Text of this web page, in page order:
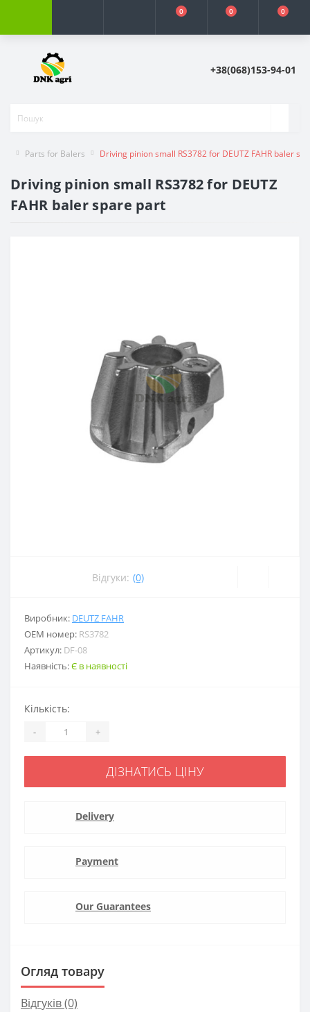
0 0 0
+38(068)153-94-01
Parts for Balers Driving pinion small RS3782 for DEUTZ FAHR baler
Driving pinion small RS3782 for DEUTZ
FAHR baler spare part
Відгуки: (0)
Виробник: DEUTZ FAHR
ОЕМ номер: RS3782
Артикул: DF-08
Наявність:Є в наявності
Кількість:
- +
ДІЗНАТИСЬ ЦІНУ
Delivery
Payment
Our Guarantees
Огляд товару
Відгуків (0)